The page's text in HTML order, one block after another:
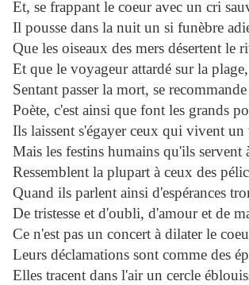
Et, se frappant le coeur avec un cri
Il pousse dans la nuit un si funèbre
Que les oiseaux des mers désertent le
Et que le voyageur attardé sur la plage,
Sentant passer la mort, se
Poète, c'est ainsi que font les grands
Ils laissent s'égayer ceux qui vivent un
Mais les festins humains qu'ils servent
Ressemblent la plupart à ceux des
Quand ils parlent ainsi d'espérances
De tristesse et d'oubli, d'amour et de
Ce n'est pas un concert à dilater le
Leurs déclamations sont comme des
Elles tracent dans l'air un cercle